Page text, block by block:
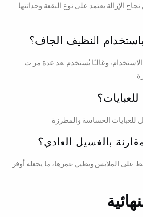
الإزالة يعتمد على نوع البقعة وحداثتها
النظيف الجاف؟
وغالبًا يُستخدم بعد عدة مرات
بالغسيل العادي؟
على الملابس ويطيل عمرها، ما يجعله أوفر